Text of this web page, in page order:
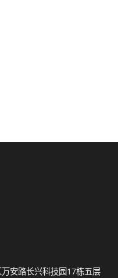
安路长兴科技园17栋五层